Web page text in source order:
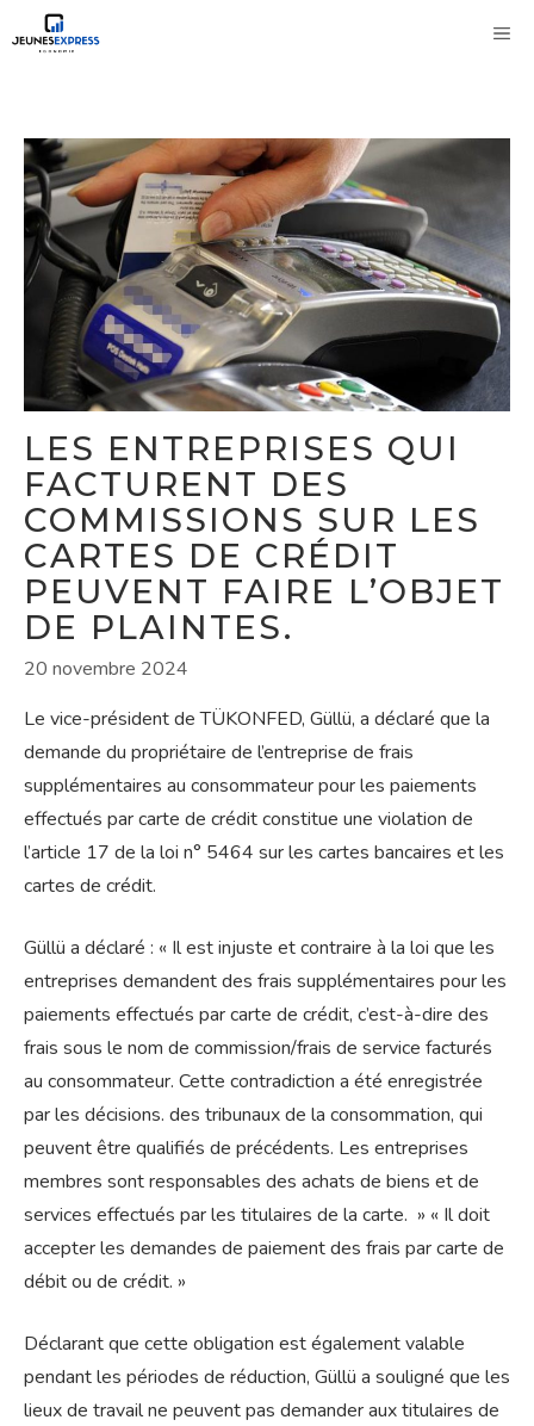
au
LES ENTREPRISES QUI
FACTURENT DES
COMMISSIONS SUR LES
CARTES DE CRÉDIT
PEUVENT FAIRE L’OBJET
DE PLAINTES.
20 novembre 2024
Le vice-président de TÜKONFED, Güllü, a déclaré que la
demande du propriétaire de l’entreprise de frais
supplémentaires au consommateur pour les paiements
effectués par carte de crédit constitue une violation de
l’article 17 de la loi n° 5464 sur les cartes bancaires et les
cartes de crédit.
Güllü a déclaré : « Il est injuste et contraire à la loi que les
entreprises demandent des frais supplémentaires pour les
paiements effectués par carte de crédit, c’est-à-dire des
frais sous le nom de commission/frais de service facturés
au consommateur. Cette contradiction a été enregistrée
par les décisions. des tribunaux de la consommation, qui
peuvent être qualifiés de précédents. Les entreprises
membres sont responsables des achats de biens et de
services effectués par les titulaires de la carte. » « Il doit
accepter les demandes de paiement des frais par carte de
débit ou de crédit. »
Déclarant que cette obligation est également valable
pendant les périodes de réduction, Güllü a souligné que les
lieux de travail ne peuvent pas demander aux titulaires de